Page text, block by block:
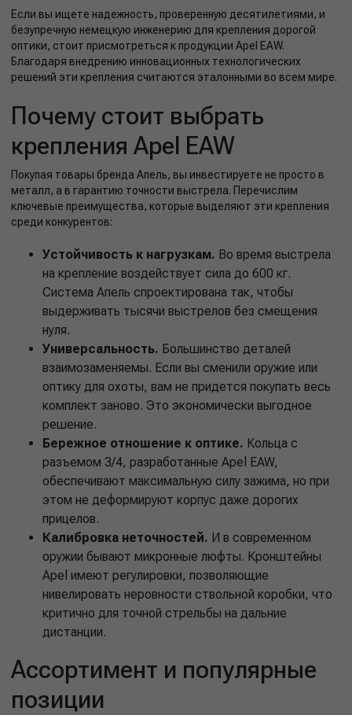
Если вы ищете надежность, проверенную десятилетиями, и
безупречную немецкую инженерию для крепления дорогой
оптики, стоит присмотреться к продукции Apel EAW.
Благодаря внедрению инновационных технологических
решений эти крепления считаются эталонными во всем мире.
Почему стоит выбрать
крепления Apel EAW
Покупая товары бренда Апель, вы инвестируете не просто в
металл, а в гарантию точности выстрела. Перечислим
ключевые преимущества, которые выделяют эти крепления
среди конкурентов:
Устойчивость к нагрузкам. Во время выстрела
на крепление воздействует сила до 600 кг.
Система Апель спроектирована так, чтобы
выдерживать тысячи выстрелов без смещения
нуля.
Универсальность. Большинство деталей
взаимозаменяемы. Если вы сменили оружие или
оптику для охоты, вам не придется покупать весь
комплект заново. Это экономически выгодное
решение.
Бережное отношение к оптике. Кольца с
разъемом 3/4, разработанные Apel EAW,
обеспечивают максимальную силу зажима, но при
этом не деформируют корпус даже дорогих
прицелов.
Калибровка неточностей. И в современном
оружии бывают микронные люфты. Кронштейны
Apel имеют регулировки, позволяющие
нивелировать неровности ствольной коробки, что
критично для точной стрельбы на дальние
дистанции.
Ассортимент и популярные
позиции